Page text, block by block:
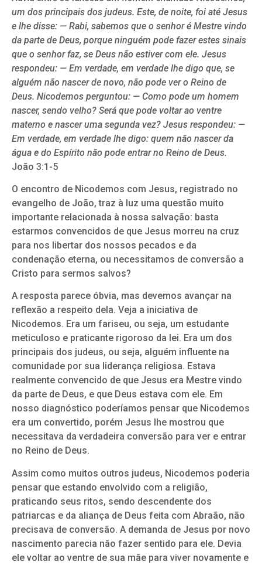
um dos principais dos judeus. Este, de noite, foi até Jesus
e lhe disse: — Rabi, sabemos que o senhor é Mestre vindo
da parte de Deus, porque ninguém pode fazer estes sinais
que o senhor faz, se Deus não estiver com ele. Jesus
respondeu: — Em verdade, em verdade lhe digo que, se
alguém não nascer de novo, não pode ver o Reino de
Deus. Nicodemos perguntou: — Como pode um homem
nascer, sendo velho? Será que pode voltar ao ventre
materno e nascer uma segunda vez? Jesus respondeu: —
Em verdade, em verdade lhe digo: quem não nascer da
água e do Espírito não pode entrar no Reino de Deus.
João 3:1-5
O encontro de Nicodemos com Jesus, registrado no
evangelho de João, traz à luz uma questão muito
importante relacionada à nossa salvação: basta
estarmos convencidos de que Jesus morreu na cruz
para nos libertar dos nossos pecados e da
condenação eterna, ou necessitamos de conversão a
Cristo para sermos salvos?
A resposta parece óbvia, mas devemos avançar na
reflexão a respeito dela. Veja a iniciativa de
Nicodemos. Era um fariseu, ou seja, um estudante
meticuloso e praticante rigoroso da lei. Era um dos
principais dos judeus, ou seja, alguém influente na
comunidade por sua liderança religiosa. Estava
realmente convencido de que Jesus era Mestre vindo
da parte de Deus, e que Deus estava com ele. Em
nosso diagnóstico poderíamos pensar que Nicodemos
era um convertido, porém Jesus lhe mostrou que
necessitava da verdadeira conversão para ver e entrar
no Reino de Deus.
Assim como muitos outros judeus, Nicodemos poderia
pensar que estando envolvido com a religião,
praticando seus ritos, sendo descendente dos
patriarcas e da aliança de Deus feita com Abraão, não
precisava de conversão. A demanda de Jesus por novo
nascimento parecia não fazer sentido para ele. Devia
ele voltar ao ventre de sua mãe para viver novamente e